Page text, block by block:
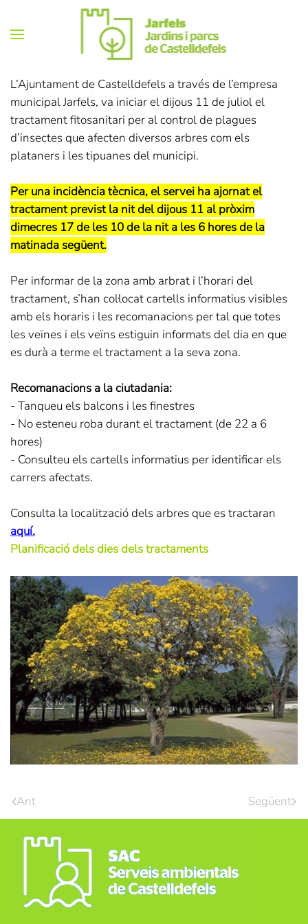
content
L’Ajuntament de Castelldefels a través de l’empresa
municipal Jarfels, va iniciar el dijous 11 de juliol el
tractament fitosanitari per al control de plagues
d’insectes que afecten diversos arbres com els
plataners i les tipuanes del municipi.
Per una incidència tècnica, el servei ha ajornat el
tractament previst la nit del dijous 11 al pròxim
dimecres 17 de les 10 de la nit a les 6 hores de la
matinada següent.
Per informar de la zona amb arbrat i l’horari del
tractament, s’han col·locat cartells informatius visibles
amb els horaris i les recomanacions per tal que totes
les veïnes i els veïns estiguin informats del dia en que
es durà a terme el tractament a la seva zona.
Recomanacions a la ciutadania:
- Tanqueu els balcons i les finestres
- No esteneu roba durant el tractament (de 22 a 6
hores)
- Consulteu els cartells informatius per identificar els
carrers afectats.
Consulta la localització dels arbres que es tractaran
aquí.
Planificació dels dies dels tractaments
Ant Següent